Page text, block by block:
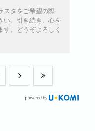
スタをご希望の際
い。引き続き、心を
す。どうぞよろしく